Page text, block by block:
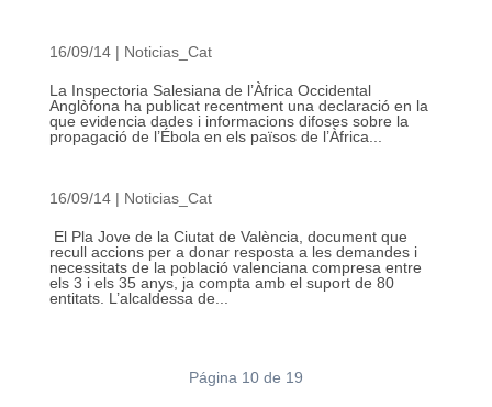
16/09/14| Noticias_Cat
La Inspectoria Salesiana de l’Àfrica Occidental
Anglòfona ha publicat recentment una declaració en la
que evidencia dades i informacions difoses sobre la
propagació de l’Ébola en els països de l’Àfrica...
16/09/14| Noticias_Cat
El Pla Jove de la Ciutat de València, document que
recull accions per a donar resposta a les demandes i
necessitats de la població valenciana compresa entre
els 3 i els 35 anys, ja compta amb el suport de 80
entitats. L’alcaldessa de...
Página 10 de 19